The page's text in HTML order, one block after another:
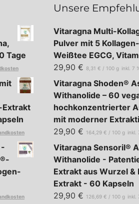
Tage
Extrakt
Unsere
Vitaragna Multi-
Pulver mit 5
Weißtee EGCG,
29,90 € 8,31 € / 100 g inkl. 7
Vitaragna Shoden®
Withanolide – 60
hochkonzentrierter
mit moderner
29,90 € 164,29 € / 100 g inkl.
Vitaragna Sensoril®
Withanolide -
Extrakt aus Wurzel
Extrakt - 60 Kapseln
29,90 € 126,69 € / 100 g inkl.